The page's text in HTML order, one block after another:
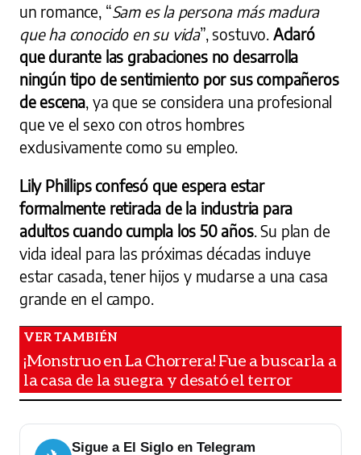
un romance, “Sam es la persona más madura
que ha conocido en su vida”, sostuvo. Aclaró
que durante las grabaciones no desarrolla
ningún tipo de sentimiento por sus compañeros
de escena , ya que se considera una profesional
que ve el sexo con otros hombres
exclusivamente como su empleo.
Lily Phillips confesó que espera estar
formalmente retirada de la industria para
adultos cuando cumpla los 50 años. Su plan de
vida ideal para las próximas décadas incluye
estar casada, tener hijos y mudarse a una casa
grande en el campo.
¡Monstruo en La Chorrera! Fue a buscarla a
la casa de la suegra y desató el terror
Sigue a El Siglo en Telegram